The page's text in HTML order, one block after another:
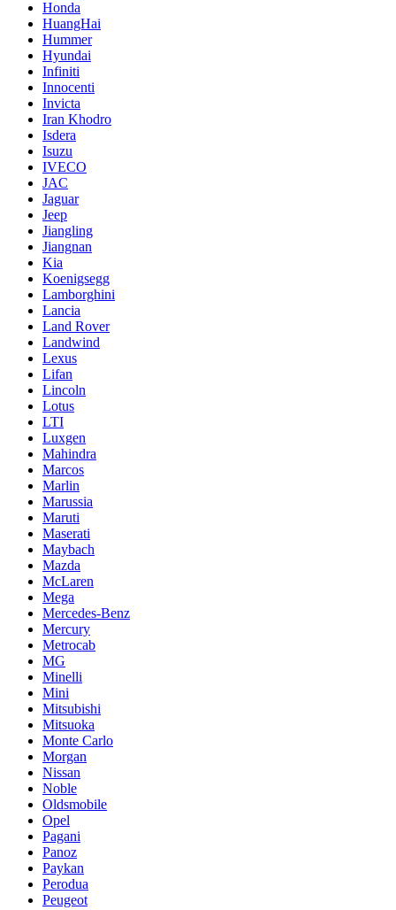
Honda
HuangHai
Hummer
Hyundai
Infiniti
Innocenti
Invicta
Iran Khodro
Isdera
Isuzu
IVECO
JAC
Jaguar
Jeep
Jiangling
Jiangnan
Kia
Koenigsegg
Lamborghini
Lancia
Land Rover
Landwind
Lexus
Lifan
Lincoln
Lotus
LTI
Luxgen
Mahindra
Marcos
Marlin
Marussia
Maruti
Maserati
Maybach
Mazda
McLaren
Mega
Mercedes-Benz
Mercury
Metrocab
MG
Minelli
Mini
Mitsubishi
Mitsuoka
Monte Carlo
Morgan
Nissan
Noble
Oldsmobile
Opel
Pagani
Panoz
Paykan
Perodua
Peugeot